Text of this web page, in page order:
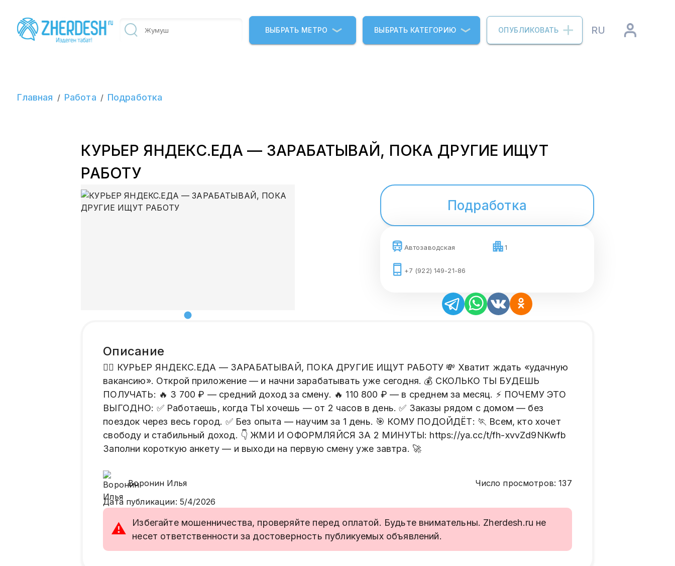
ВЫБРАТЬ МЕТРО ВЫБРАТЬ КАТЕГОРИЮ ОПУБЛИКОВАТЬ RU
Главная / Работа / Подработка
КУРЬЕР ЯНДЕКС.ЕДА — ЗАРАБАТЫВАЙ, ПОКА ДРУГИЕ ИЩУТ
РАБОТУ
Подработка
Автозаводская 1
+7 (922) 149-21-86
Описание
🚴‍♂️ КУРЬЕР ЯНДЕКС.ЕДА — ЗАРАБАТЫВАЙ, ПОКА ДРУГИЕ ИЩУТ РАБОТУ 💸 Хватит ждать «удачную
вакансию». Открой приложение — и начни зарабатывать уже сегодня. 💰 СКОЛЬКО ТЫ БУДЕШЬ
ПОЛУЧАТЬ: 🔥 3 700 ₽ — средний доход за смену. 🔥 110 800 ₽ — в среднем за месяц. ⚡️ ПОЧЕМУ ЭТО
ВЫГОДНО: ✅ Работаешь, когда ТЫ хочешь — от 2 часов в день. ✅ Заказы рядом с домом — без
поездок через весь город. ✅ Без опыта — научим за 1 день. 🎯 КОМУ ПОДОЙДЁТ: 🏃 Всем, кто хочет
свободу и стабильный доход. 👇 ЖМИ И ОФОРМЛЯЙСЯ ЗА 2 МИНУТЫ: https://ya.cc/t/fh-xvvZd9NKwfb
Заполни короткую анкету — и выходи на первую смену уже завтра. 🚀
Воронин Илья Число просмотров:137
Дата публикации: 5/4/2026
⚠
Избегайте мошенничества, проверяйте перед оплатой. Будьте внимательны. Zherdesh.ru не
несет ответственности за достоверность публикуемых объявлений.